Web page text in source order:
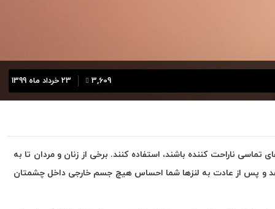
23 خرداد ماه 1399 3,609
ناراحت کننده باشند، استفاده کنند. برخی از زنان و مردان تا به
دهد و پس از عادت به لنزها شما احساس هیچ جسم خارجی داخل چشمتان